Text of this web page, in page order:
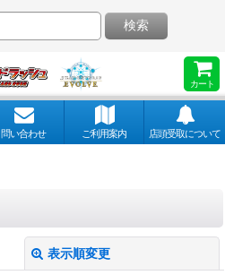
カート
検索
問い合わせ ご利用案内 店頭受取について
表示順変更